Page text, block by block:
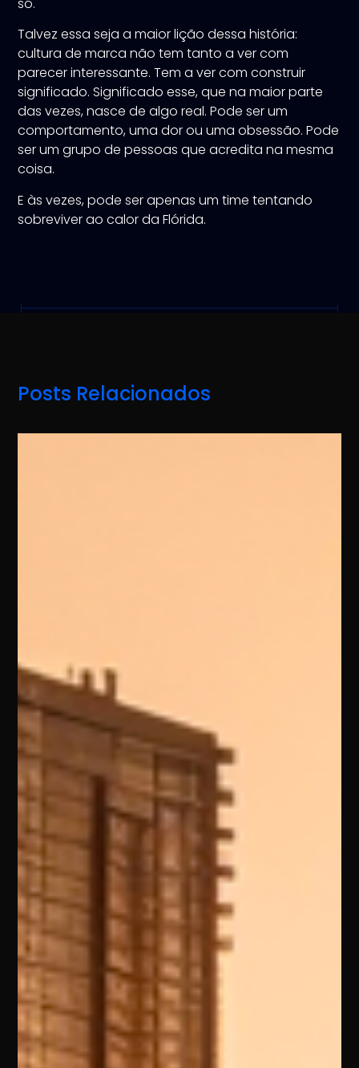
Talvez essa seja a maior lição dessa história:
cultura de marca não tem tanto a ver com
parecer interessante. Tem a ver com construir
significado. Significado esse, que na maior parte
das vezes, nasce de algo real. Pode ser um
comportamento, uma dor ou uma obsessão. Pode
ser um grupo de pessoas que acredita na mesma
coisa.
E às vezes, pode ser apenas um time tentando
sobreviver ao calor da Flórida.
Posts Relacionados